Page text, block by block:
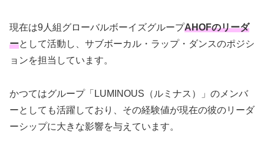
現在は9人組グローバルボーイズグループAHOFのリーダ
ーとして活動し、サブボーカル・ラップ・ダンスのポジシ
ョンを担当しています。
かつてはグループ「LUMINOUS（ルミナス）」のメンバ
ーとしても活躍しており、その経験値が現在の彼のリーダ
ーシップに大きな影響を与えています。